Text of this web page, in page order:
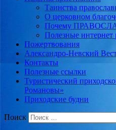
Таинства
О церковном
Почему
Полезные интернет
Пожертвования
Александро-Невский
Контакты
Полезные ссылки
Туристический
Романовы»
Приходские будни
Поиск